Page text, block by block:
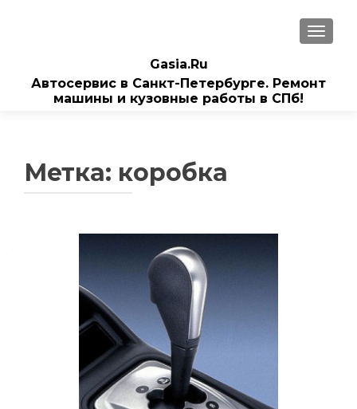
Gasia.Ru
Автосервис в Санкт-Петербурге. Ремонт
машины и кузовные работы в СПб!
Метка: коробка